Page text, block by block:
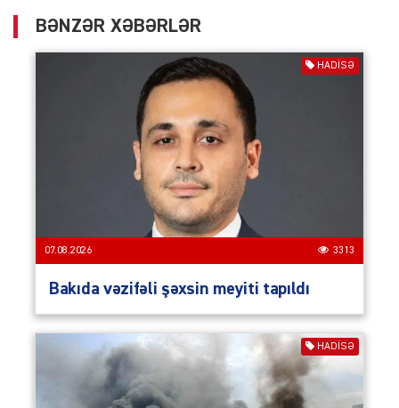
BƏNZƏR XƏBƏRLƏR
HADISƏ
07.08.2026 3313
Bakıda vəzifəli şəxsin meyiti tapıldı
HADISƏ